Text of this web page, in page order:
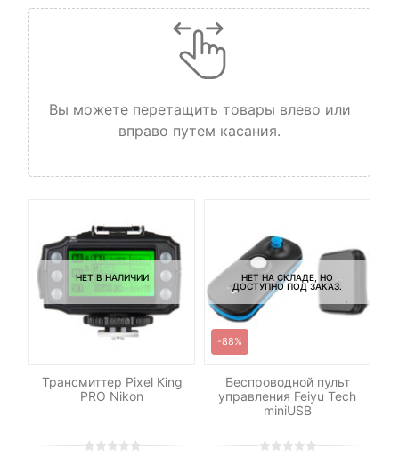
Вы можете перетащить товары влево или
вправо путем касания.
НЕТ В НАЛИЧИИ
Трансмиттер Pixel King
PRO Nikon
НЕТ НА СКЛАДЕ, НО
ДОСТУПНО ПОД ЗАКАЗ.
-88%
Беспроводной пульт
управления Feiyu Tech
miniUSB